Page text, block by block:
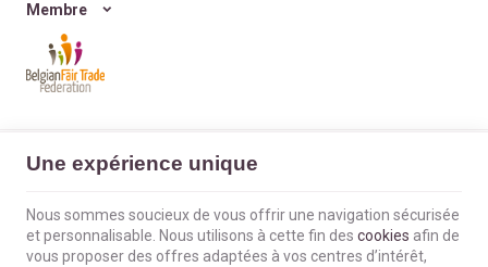
Membre
L'Envol du Colibri | N° d'entreprise : BE0660802404 |
Contact |Conditions générales
© Copyright 2023-2026 -E-net Business, accélérateur d'e-commerce pour
commerçants, indépendants & PME
Une expérience unique
Nous sommes soucieux de vous offrir une navigation sécurisée
et personnalisable. Nous utilisons à cette fin des cookies afin de
vous proposer des offres adaptées à vos centres d’intérêt,